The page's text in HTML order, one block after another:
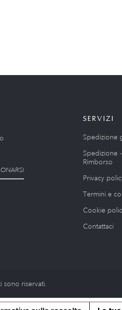
SERVIZI
Spedizione
Spedizione
Rimborso
Privacy
Termini e
Cookie
Contattaci
sono riservati.